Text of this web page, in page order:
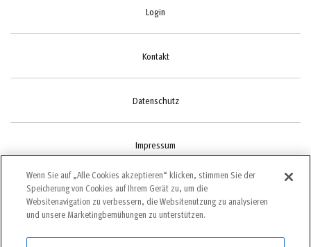
Login
Kontakt
Datenschutz
Impressum
Cookie-Einstellungen
Wenn Sie auf „Alle Cookies akzeptieren“ klicken, stimmen Sie der
Speicherung von Cookies auf Ihrem Gerät zu, um die
Websitenavigation zu verbessern, die Websitenutzung zu analysieren
und unsere Marketingbemühungen zu unterstützen.